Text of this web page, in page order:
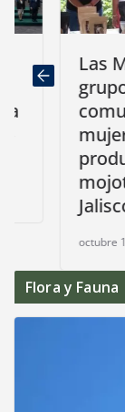
Las
grupo
mujeres
produce
mojote
Jalisco
octubre 14, 2022
Flora y Fauna